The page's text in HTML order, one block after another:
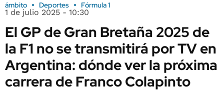
ámbito Deportes Fórmula 1
1 de julio 2025 - 10:30
El GP de Gran Bretaña 2025 de
la F1 no se transmitirá por TV en
Argentina: dónde ver la próxima
carrera de Franco Colapinto